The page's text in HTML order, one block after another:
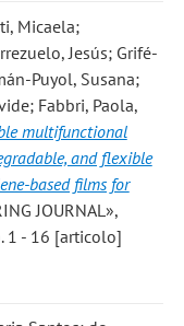
Micaela;
Jesús; Grifé-
Puyol, Susana;
Fabbri, Paola,
multifunctional
and flexible
based films for
JOURNAL»,
1 - 16 [articolo]